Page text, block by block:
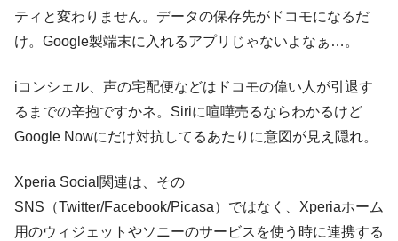
ティと変わりません。データの保存先がドコモになるだ
け。Google製端末に入れるアプリじゃないよなぁ…。
iコンシェル、声の宅配便などはドコモの偉い人が引退す
るまでの辛抱ですかネ。Siriに喧嘩売るならわかるけど
Google Nowにだけ対抗してるあたりに意図が見え隠れ。
Xperia Social関連は、その
SNS（Twitter/Facebook/Picasa）ではなく、Xperiaホーム
用のウィジェットやソニーのサービスを使う時に連携する